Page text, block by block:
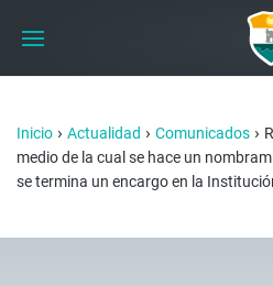
Inicio › Actualidad › Comunicados ›
medio de la cual se hace un
se termina un encargo en la